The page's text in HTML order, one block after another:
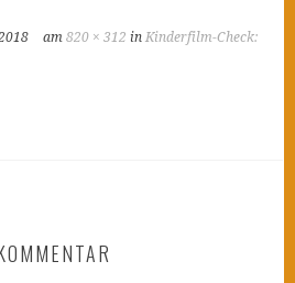
am820 × 312 inKinderfilm-Check: